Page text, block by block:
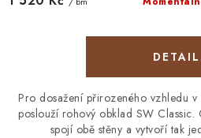
Pro dosažení přirozeného vzhledu v
poslouží rohový obklad SW
spojí obě stěny a vytvoří tak